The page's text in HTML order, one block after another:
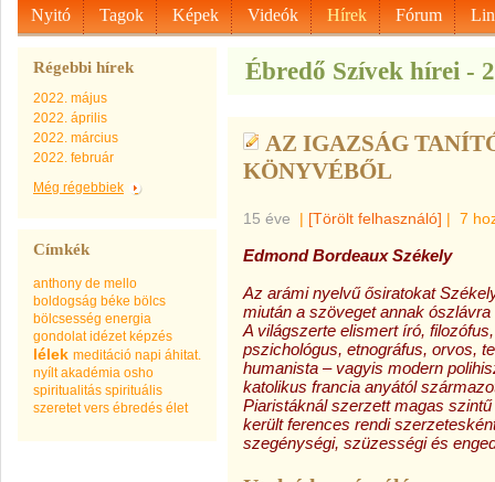
Nyitó Tagok Képek Videók Hírek Fórum
Régebbi hírek
2022. május
2022. április
2022. március
2022. február
Még régebbiek
Címkék
anthony de mello
boldogság béke bölcs
bölcsesség energia
gondolat idézet képzés
lélek meditáció napi áhitat.
nyílt akadémia osho
spiritualitás spirituális
szeretet vers ébredés élet
Ébredő Szívek hírei -
AZ IGAZSÁG
KÖNYVÉBŐL
15 éve | [Törölt felhasználó] | 7
Edmond Bordeaux Székely
Az arámi nyelvű ősiratokat
miután a szöveget annak
A világszerte elismert író,
pszichológus, etnográfus, orvos,
humanista – vagyis modern
katolikus francia anyától
Piaristáknál szerzett magas
került ferences rendi
szegénységi, szüzességi és